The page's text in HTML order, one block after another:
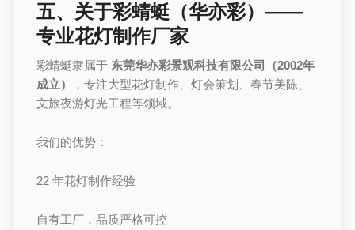
五、关于彩蜻蜓（华亦彩）——
专业花灯制作厂家
彩蜻蜓隶属于 东莞华亦彩景观科技有限公司（2002年
成立）
，专注大型花灯制作、灯会策划、春节美陈、
文旅夜游灯光工程等领域。
我们的优势：
22 年花灯制作经验
自有工厂，品质严格可控